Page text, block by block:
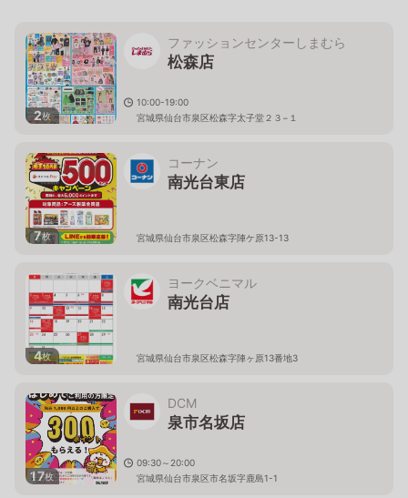
2枚
ファッションセンターしまむら
松森店
10:00-19:00
宮城県仙台市泉区松森字太子堂２３−１
7枚
コーナン
南光台東店
宮城県仙台市泉区松森字陣ケ原13-13
4枚
ヨークベニマル
南光台店
宮城県仙台市泉区松森字陣ヶ原13番地3
17枚
DCM
泉市名坂店
09:30～20:00
宮城県仙台市泉区市名坂字鹿島1-1